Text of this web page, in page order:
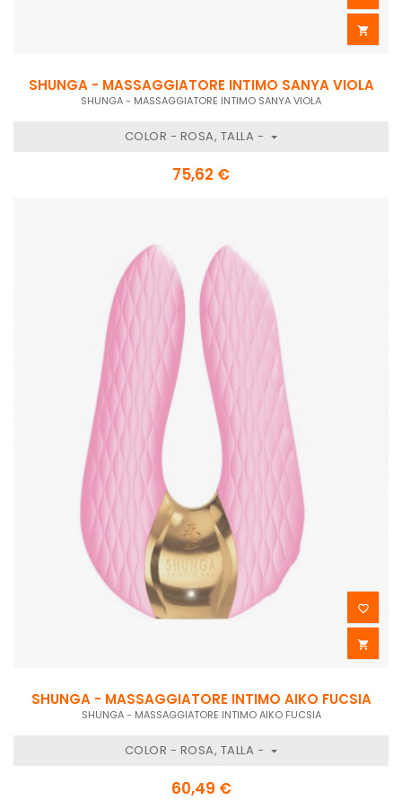

SHUNGA - MASSAGGIATORE INTIMO SANYA VIOLA
SHUNGA - MASSAGGIATORE INTIMO SANYA VIOLA
COLOR - ROSA, TALLA -
75,62 €


SHUNGA - MASSAGGIATORE INTIMO AIKO FUCSIA
SHUNGA - MASSAGGIATORE INTIMO AIKO FUCSIA
COLOR - ROSA, TALLA -
60,49 €